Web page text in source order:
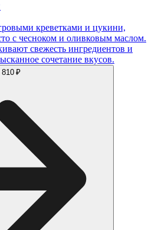
креветками и цукини,
с чесноком и оливковым маслом.
свежесть ингредиентов и
сочетание вкусов.
810 ₽